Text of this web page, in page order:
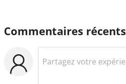
Commentaires récents